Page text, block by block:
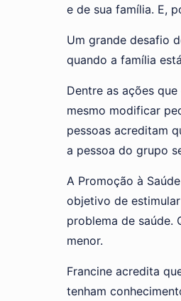
e de sua família. E,
Um grande desafio
quando a família
Dentre as ações
mesmo modificar
pessoas acreditam
a pessoa do grupo
A Promoção à
objetivo de
problema de saúde.
menor.
Francine acredita
tenham